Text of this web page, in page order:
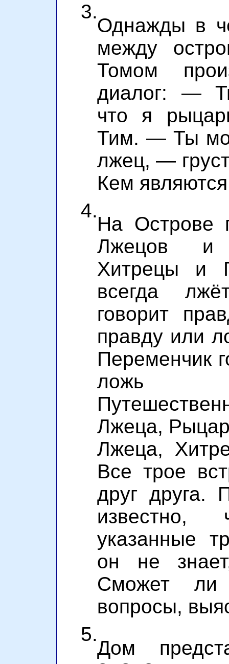
3.
Однажды в
между
Томом
диалог: —
что я
Тим. — Ты
лжец, —
Кем
4.
На Острове
Лжецов и
Хитрецы и
всегда
говорит
правду или
Переменчик
ложь
Лжеца,
Лжеца,
Все трое
друг друга.
указанные
он не
Сможет
вопросы,
5.
Дом